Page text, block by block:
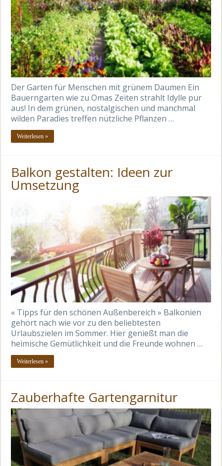
Der Garten für Menschen mit grünem Daumen Ein
Bauerngarten wie zu Omas Zeiten strahlt Idylle pur
aus! In dem grünen, nostalgischen und manchmal
wilden Paradies treffen nützliche Pflanzen …
Weiterlesen »
Balkon gestalten: Ideen zur
Umsetzung
« Tipps für den schönen Außenbereich » Balkonien
gehört nach wie vor zu den beliebtesten
Urlaubszielen im Sommer. Hier genießt man die
heimische Gemütlichkeit und die Freunde wohnen …
Weiterlesen »
Zauberhafte Gartengarnitur